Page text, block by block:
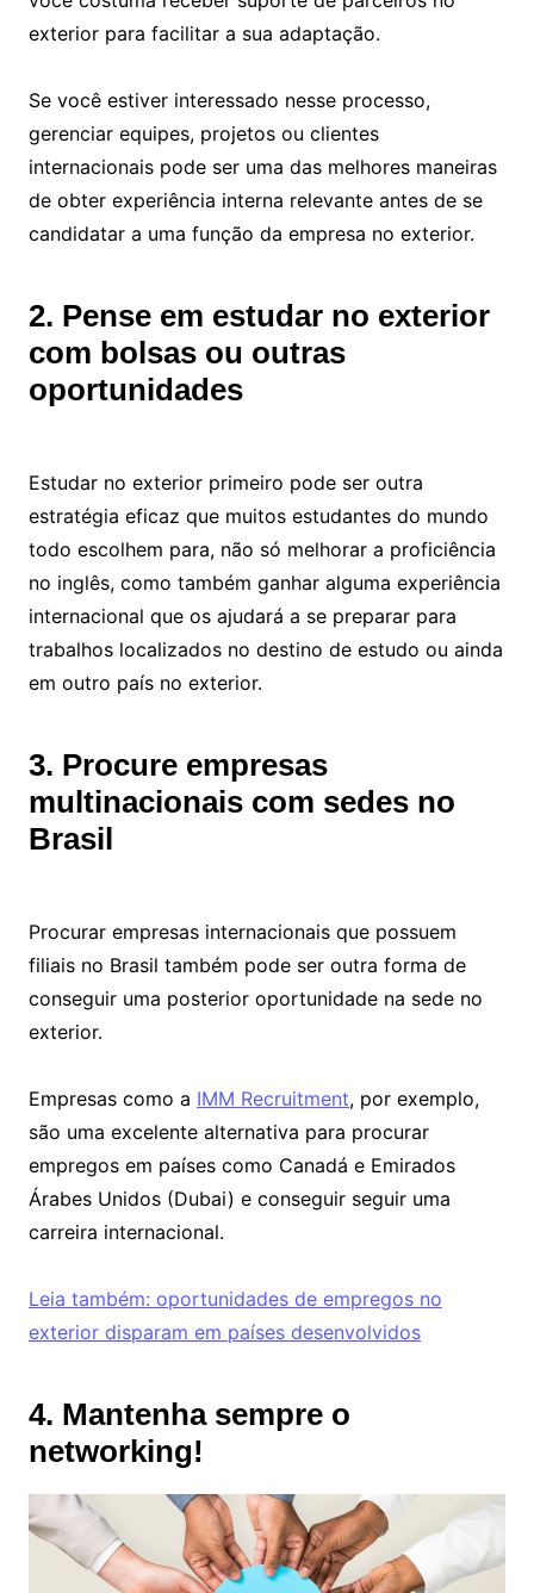
exterior para facilitar a sua adaptação.
Se você estiver interessado nesse processo,
gerenciar equipes, projetos ou clientes
internacionais pode ser uma das melhores maneiras
de obter experiência interna relevante antes de se
candidatar a uma função da empresa no exterior.
2. Pense em estudar no exterior
com bolsas ou outras
oportunidades
Estudar no exterior primeiro pode ser outra
estratégia eficaz que muitos estudantes do mundo
todo escolhem para, não só melhorar a proficiência
no inglês, como também ganhar alguma experiência
internacional que os ajudará a se preparar para
trabalhos localizados no destino de estudo ou ainda
em outro país no exterior.
3. Procure empresas
multinacionais com sedes no
Brasil
Procurar empresas internacionais que possuem
filiais no Brasil também pode ser outra forma de
conseguir uma posterior oportunidade na sede no
exterior.
Empresas como a IMM Recruitment, por exemplo,
são uma excelente alternativa para procurar
empregos em países como Canadá e Emirados
Árabes Unidos (Dubai) e conseguir seguir uma
carreira internacional.
Leia também: oportunidades de empregos no
exterior disparam em países desenvolvidos
4. Mantenha sempre o
networking!